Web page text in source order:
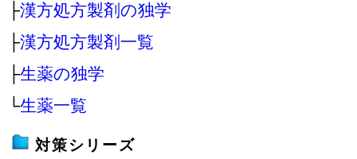
├漢方処方製剤の独学
├漢方処方製剤一覧
├生薬の独学
└生薬一覧
対策シリーズ